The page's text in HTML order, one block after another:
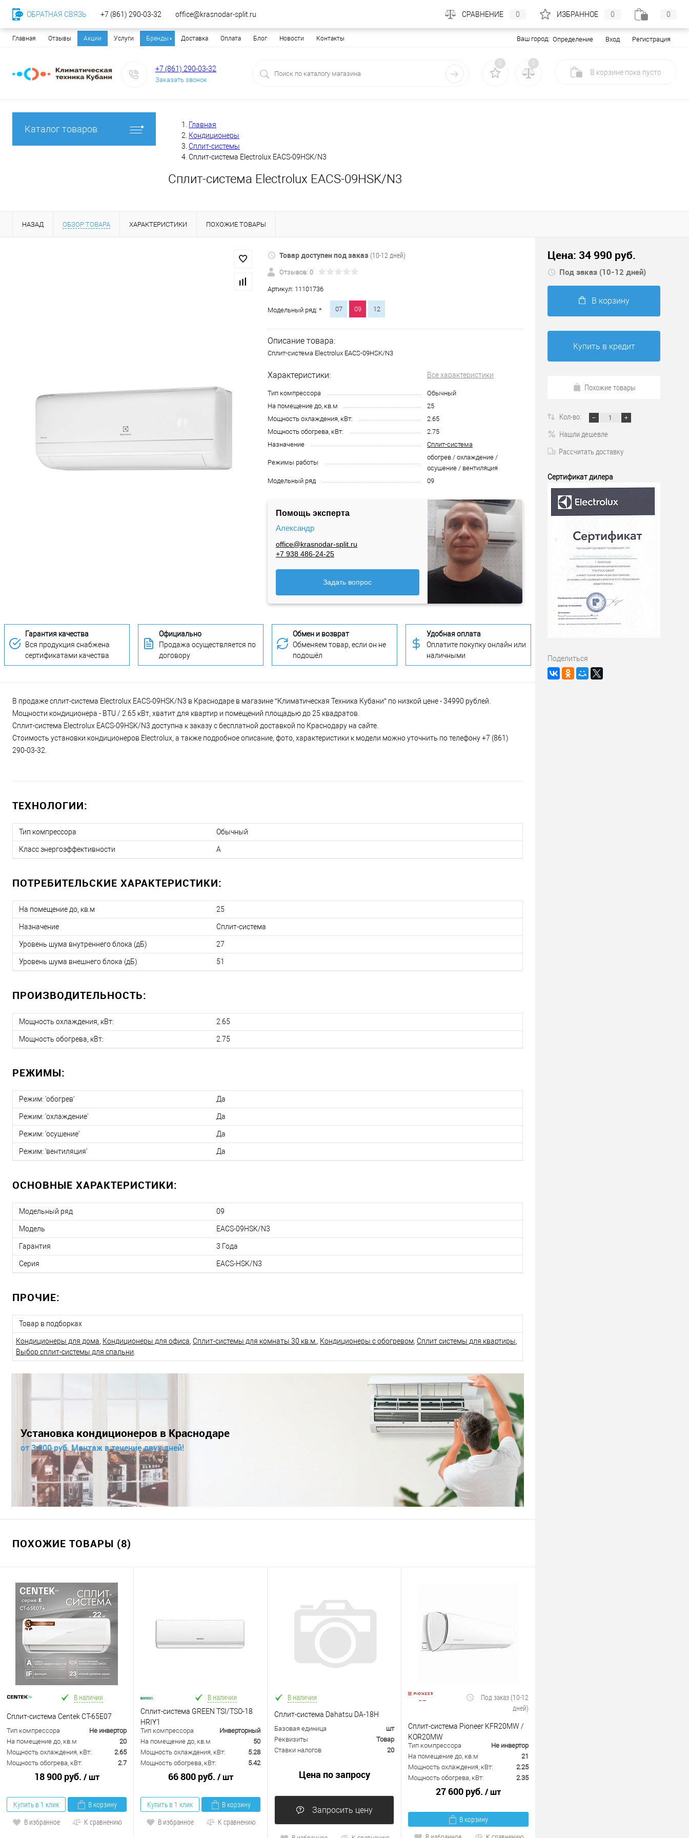
Главная Отзывы Акции Услуги Бренды Доставка Оплата Блог Новости Контакты Ваш город: Определение Вход Регистрация
+7 (861) 290-03-32
Заказать звонок
0 0
В корзине пока пусто
Каталог товаров
Главная
Кондиционеры
Сплит-системы
Сплит-система Electrolux EACS-09HSK/N3
Сплит-система Electrolux EACS-09HSK/N3
НАЗАД ОБЗОР ТОВАРА ХАРАКТЕРИСТИКИ ПОХОЖИЕ ТОВАРЫ
Товар доступен под заказ (10-12 дней)
Отзывов: 0
Артикул: 11101736
Модельный ряд: * 07 09 12
Описание товара:
Сплит-система Electrolux EACS-09HSK/N3
Характеристики: Все характеристики
Тип компрессора
Обычный
На помещение до, кв.м
25
Мощность охлаждения, кВт:
2.65
Мощность обогрева, кВт:
2.75
Назначение
Сплит-система
Режимы работы
обогрев / охлаждение /
осушение / вентиляция
Модельный ряд
09
Помощь эксперта
Александр
office@krasnodar-split.ru
+7 938 486-24-25
Задать вопрос
Гарантия качества
Вся продукция снабжена
сертификатами качества
Официально
Продажа осуществляется по
договору
Обмен и возврат
Обменяем товар, если он не
подошёл
Удобная оплата
Оплатите покупку онлайн или
наличными
В продаже сплит-система Electrolux EACS-09HSK/N3 в Краснодаре в магазине “Климатическая Техника Кубани” по низкой цене - 34990 рублей.
Мощности кондиционера - BTU / 2.65 кВт, хватит для квартир и помещений площадью до 25 квадратов.
Сплит-система Electrolux EACS-09HSK/N3 доступна к заказу с бесплатной доставкой по Краснодару на сайте.
Стоимость установки кондиционеров Electrolux, а также подробное описание, фото, характеристики к модели можно уточнить по телефону +7 (861)
290-03-32.
ТЕХНОЛОГИИ:
Тип компрессора Обычный
Класс энергоэффективности A
ПОТРЕБИТЕЛЬСКИЕ ХАРАКТЕРИСТИКИ:
На помещение до, кв.м 25
Назначение Сплит-система
Уровень шума внутреннего блока (дБ) 27
Уровень шума внешнего блока (дБ) 51
ПРОИЗВОДИТЕЛЬНОСТЬ:
Мощность охлаждения, кВт: 2.65
Мощность обогрева, кВт: 2.75
РЕЖИМЫ:
Режим: 'обогрев' Да
Режим: 'охлаждение' Да
Режим: 'осушение' Да
Режим: 'вентиляция' Да
ОСНОВНЫЕ ХАРАКТЕРИСТИКИ:
Модельный ряд 09
Модель EACS-09HSK/N3
Гарантия 3 Года
Серия EACS-HSK/N3
ПРОЧИЕ:
Товар в подборках
Кондиционеры для дома, Кондиционеры для офиса, Сплит-системы для комнаты 30 кв.м., Кондиционеры с обогревом, Сплит системы для квартиры,
Выбор сплит-системы для спальни.
Установка кондиционеров в Краснодаре
от 3 000 руб. Монтаж в течение двух дней!
ПОХОЖИЕ ТОВАРЫ (8)
В наличии
Сплит-система Centek CT-65E07
Тип компрессора
Не инвертор
На помещение до, кв.м
20
Мощность охлаждения, кВт:
2.65
Мощность обогрева, кВт:
2.7
18 900 руб. / шт
Купить в 1 клик
В корзину
В избранное
К сравнению
В наличии
Сплит-система GREEN TSI/TSO-18
HRIY1
Тип компрессора
Инверторный
На помещение до, кв.м
50
Мощность охлаждения, кВт:
5.28
Мощность обогрева, кВт:
5.42
66 800 руб. / шт
Купить в 1 клик
В корзину
В избранное
К сравнению
В наличии
Сплит-система Dahatsu DA-18H
Базовая единица
шт
Реквизиты
Товар
Ставки налогов
20
Цена по запросу
Запросить цену
Под заказ (10-12
дней)
Сплит-система Pioneer KFR20MW /
KOR20MW
Тип компрессора
Не инвертор
На помещение до, кв.м
21
Мощность охлаждения, кВт:
2.25
Мощность обогрева, кВт:
2.35
27 600 руб. / шт
В корзину
Цена: 34 990 руб.
Под заказ (10-12 дней)
В корзину
Купить в кредит
Похожие товары
Кол-во:
Нашли дешевле
Рассчитать доставку
Сертификат дилера
Поделиться
ОБРАТНАЯ СВЯЗЬ +7 (861) 290-03-32 office@krasnodar-split.ru СРАВНЕНИЕ 0 ИЗБРАННОЕ 0 0